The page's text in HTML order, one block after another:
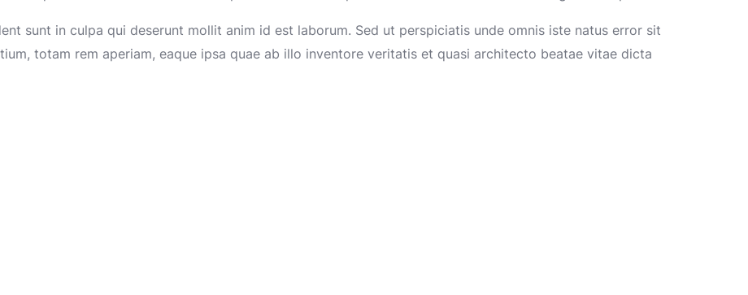
sunt in culpa qui deserunt mollit anim id est laborum. Sed ut perspiciatis unde omnis iste natus error sit
totam rem aperiam, eaque ipsa quae ab illo inventore veritatis et quasi architecto beatae vitae dicta